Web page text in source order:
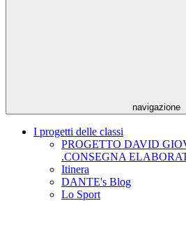
navigazione
I progetti delle classi
PROGETTO DAVID
.CONSEGNA
Itinera
DANTE's Blog
Lo Sport